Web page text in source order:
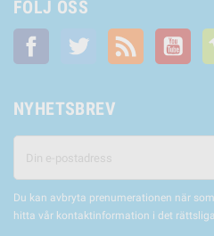
FÖLJ OSS
Facebook Twitter RSS
NYHETSBREV
Du kan avbryta prenumerationen när
hitta vår kontaktinformation i det